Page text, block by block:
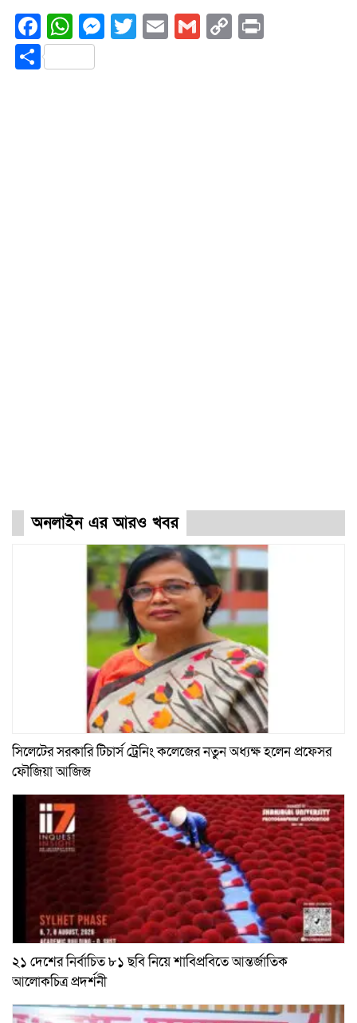
Facebook
WhatsApp
Messenger
Twitter
EmailGmail
Copy
Share
অনলাইন এর আরও খবর
সিলেটের সরকারি টিচার্স ট্রেনিং কলেজের নতুন অধ্যক্ষ হলেন প্রফেসর
ফৌজিয়া আজিজ
২১ দেশের নির্বাচিত ৮১ ছবি নিয়ে শাবিপ্রবিতে আন্তর্জাতিক
আলোকচিত্র প্রদর্শনী